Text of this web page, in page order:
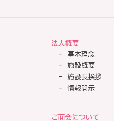
法人概要
基本理念
施設概要
施設長挨拶
情報開示
ご面会について